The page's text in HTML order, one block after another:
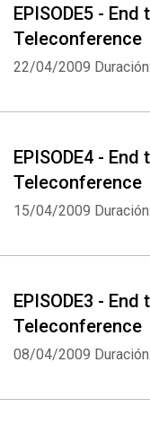
EPISODE5 -
Teleconference
22/04/2009
EPISODE4 -
Teleconference
15/04/2009
EPISODE3 -
Teleconference
08/04/2009